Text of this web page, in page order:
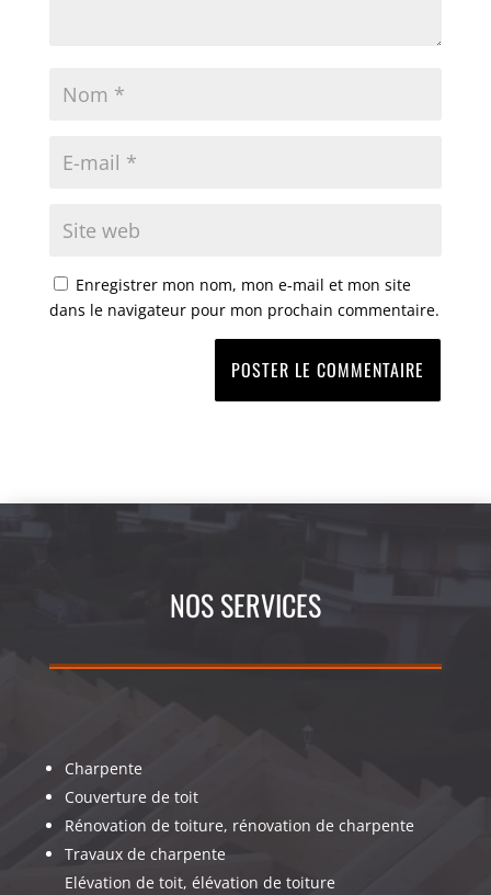
Enregistrer mon nom, mon e-mail et mon site
dans le navigateur pour mon prochain commentaire.
NOS SERVICES
Charpente
Couverture de toit
Rénovation de toiture, rénovation de charpente
Travaux de charpente
Elévation de toit, élévation de toiture